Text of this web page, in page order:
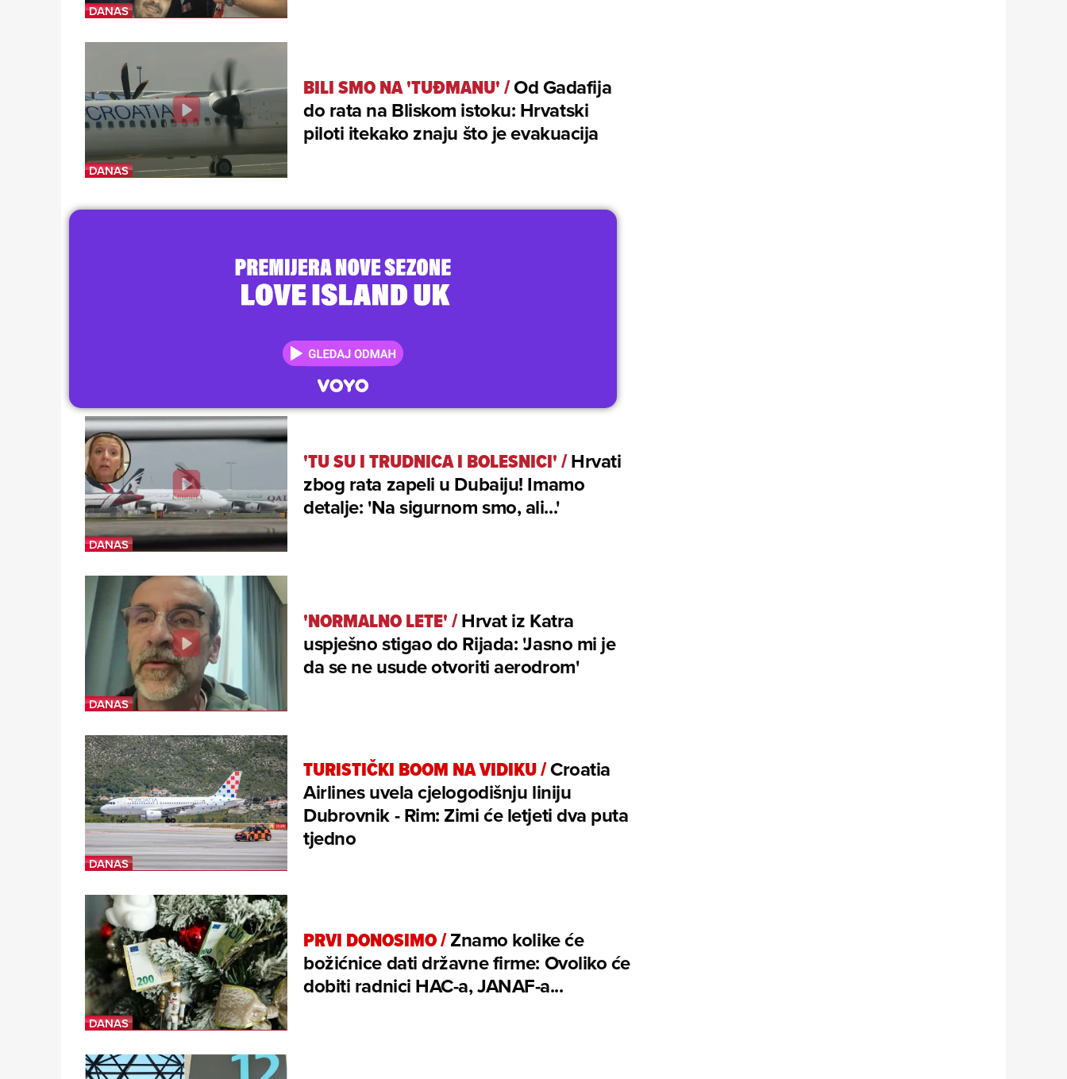
BILI SMO NA 'TUĐMANU'/Od Gadafija
do rata na Bliskom istoku: Hrvatski
piloti itekako znaju što je evakuacija
'TU SU I TRUDNICA I BOLESNICI'/Hrvati
zbog rata zapeli u Dubaiju! Imamo
detalje: 'Na sigurnom smo, ali...'
'NORMALNO LETE'/Hrvat iz Katra
uspješno stigao do Rijada: 'Jasno mi je
da se ne usude otvoriti aerodrom'
TURISTIČKI BOOM NA VIDIKU/Croatia
Airlines uvela cjelogodišnju liniju
Dubrovnik - Rim: Zimi će letjeti dva puta
tjedno
PRVI DONOSIMO/Znamo kolike će
božićnice dati državne firme: Ovoliko će
dobiti radnici HAC-a, JANAF-a...